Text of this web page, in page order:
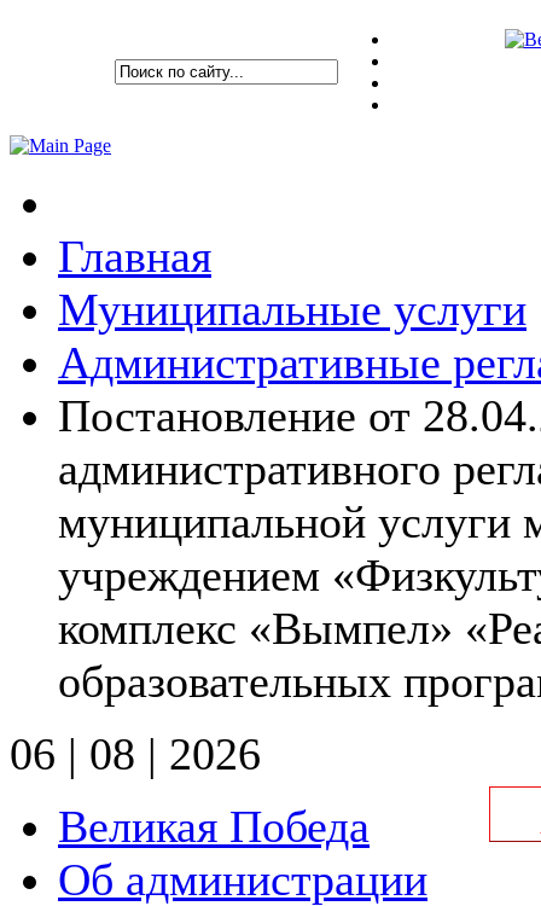
Главная
Муниципальные услуги
Административные
Постановление от
административного
муниципальной
учреждением
комплекс «Вымпел»
образовательных
06 | 08 | 2026
Великая Победа
Об администрации